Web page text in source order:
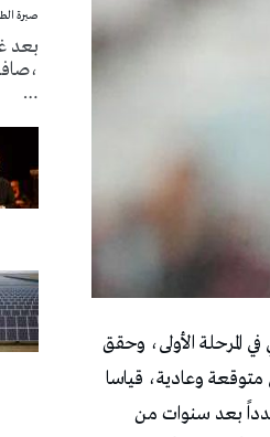
المرحلة الأولى، وحقق
متوقعة وعادية، قياسا
بعد سنوات من
صبرة
بعد
…